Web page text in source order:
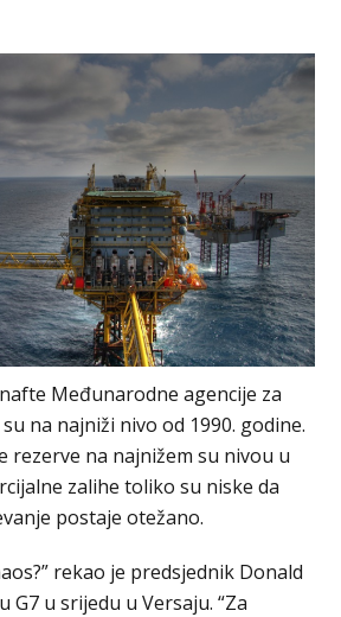
Međunarodne agencije za
na najniži nivo od 1990. godine.
rezerve na najnižem su nivou u
zalihe toliko su niske da
postaje otežano.
rekao je predsjednik Donald
G7 u srijedu u Versaju. “Za